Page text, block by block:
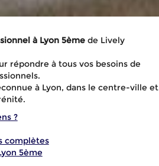
à Lyon 5èmede Lively
répondre à tous vos besoins de
à Lyon, dans le centre-ville et
?
complètes
5ème